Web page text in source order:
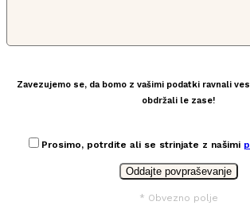
Zavezujemo se, da bomo z vašimi podatki ravnali
obdržali le zase!
Prosimo, potrdite ali se strinjate z našimi
* Obvezno polje